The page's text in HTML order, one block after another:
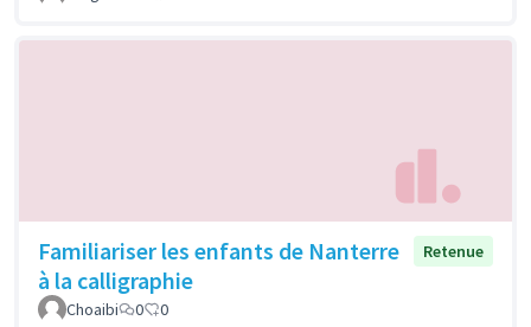
Familiariser les enfants de Nanterre
à la calligraphie
Retenue
Choaibi 0 0